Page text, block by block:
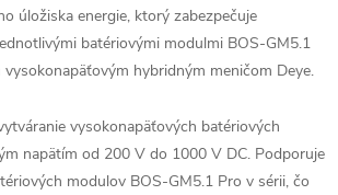
úložiska energie, ktorý zabezpečuje
batériovými modulmi BOS-GM5.1
hybridným meničom Deye.
vysokonapäťových batériových
napätím od 200 V do 1000 V DC. Podporuje
modulov BOS-GM5.1 Pro v sérii, čo